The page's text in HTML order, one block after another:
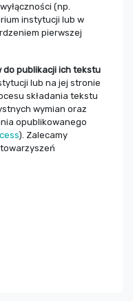
(np.
instytucji lub w
pierwszej
do publikacji ich tekstu
lub na jej stronie
składania tekstu
wymian oraz
opublikowanego
). Zalecamy